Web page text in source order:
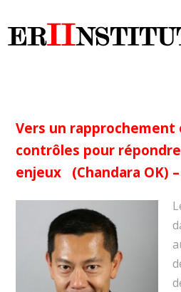
Vers un
contrôles pour
enjeux (Chandara OK)